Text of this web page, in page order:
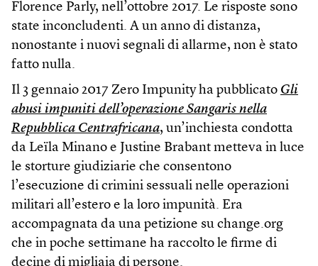
Florence Parly, nell’ottobre 2017. Le risposte sono
state inconcludenti. A un anno di distanza,
nonostante i nuovi segnali di allarme, non è stato
fatto nulla.
Il 3 gennaio 2017 Zero Impunity ha pubblicato Gli
abusi impuniti dell’operazione Sangaris nella
Repubblica Centrafricana, un’inchiesta condotta
da Leïla Minano e Justine Brabant metteva in luce
le storture giudiziarie che consentono
l’esecuzione di crimini sessuali nelle operazioni
militari all’estero e la loro impunità. Era
accompagnata da una petizione su change.org
che in poche settimane ha raccolto le firme di
decine di migliaia di persone.